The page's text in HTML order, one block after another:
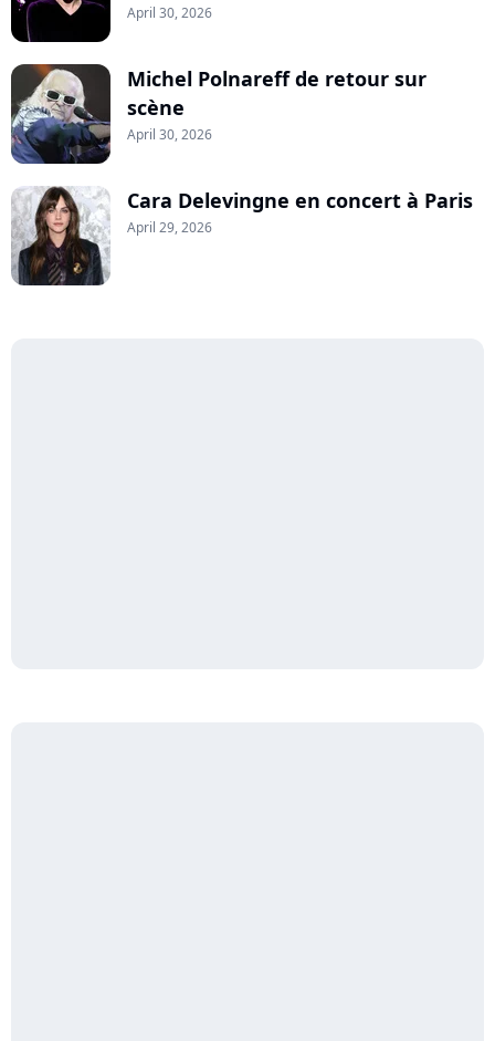
April 30, 2026
Michel Polnareff de retour sur
scène
April 30, 2026
Cara Delevingne en concert à Paris
April 29, 2026